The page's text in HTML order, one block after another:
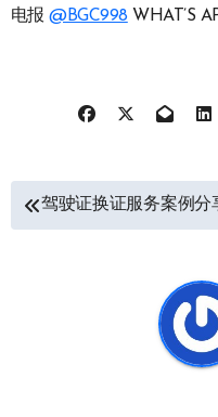
电报@BGC998WHAT’S
文
章
驾驶证换证服务案例分